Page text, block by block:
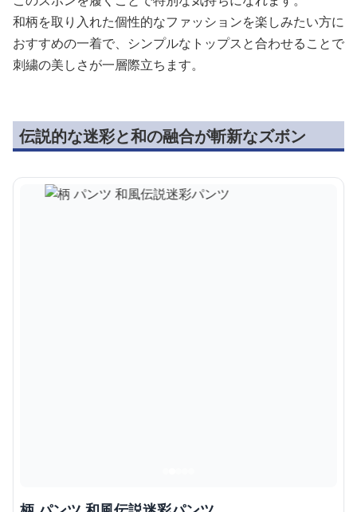
和柄を取り入れた個性的なファッションを楽しみたい方に
おすすめの一着で、シンプルなトップスと合わせることで
刺繍の美しさが一層際立ちます。
伝説的な迷彩と和の融合が斬新なズボン